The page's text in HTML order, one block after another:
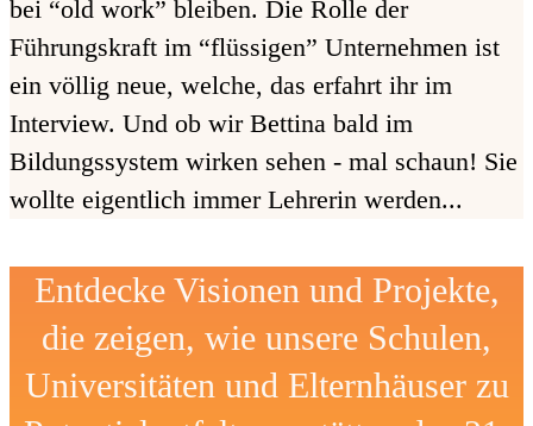
bei “old work” bleiben. Die Rolle der
Führungskraft im “flüssigen” Unternehmen ist
ein völlig neue, welche, das erfahrt ihr im
Interview. Und ob wir Bettina bald im
Bildungssystem wirken sehen - mal schaun! Sie
wollte eigentlich immer Lehrerin werden...
Entdecke Visionen und Projekte,
die zeigen, wie unsere Schulen,
Universitäten und Elternhäuser zu